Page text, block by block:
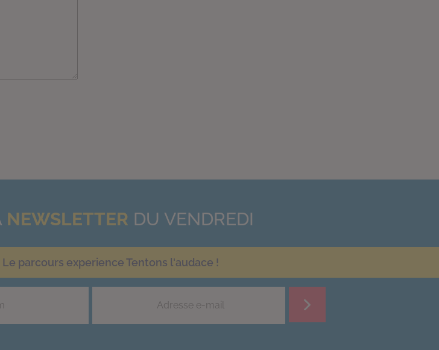
NEWSLETTER DU VENDREDI
Le parcours experience Tentons l'audace !